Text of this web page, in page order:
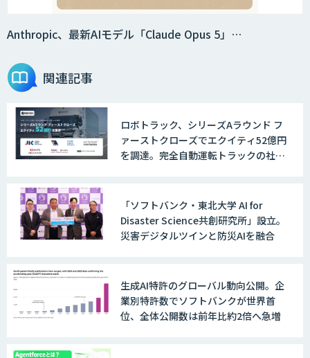
法人向けAIエージェント「OfficeAI社
員」
＜Dify活用＞AIエージェントDRIVE
戦略策定から実装まで一気通貫のAIエー
ジェント開発
WARP NEXT
LINE WORKS AiNote
Anthropic、最新AIモデル「Claude Opus 5」…
関連記事
ロボトラック、シリーズAラウンド フ
ァーストクローズでエクイティ52億円
を調達。完全自動運転トラックの社会
「ソフトバンク・東北大学 AI for
Disaster Science共創研究所」設立。
災害デジタルツインと防災AIを融合
生成AI特許のグローバル動向公開。企
業別特許数でソフトバンクが世界首
位、全体公開数は前年比約2倍へ急増